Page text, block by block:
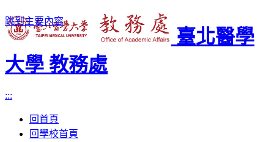
跳到主要內容
臺北醫學
大學 教務處
:::
回首頁
回學校首頁